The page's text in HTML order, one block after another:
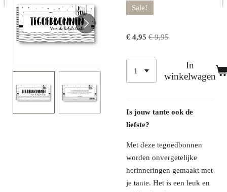
Sale!
€ 4,95 € 9,95
In
winkelwagen
Is jouw tante ook de
liefste?
Met deze tegoedbonnen
worden onvergetelijke
herinneringen gemaakt met
je tante. Het is een leuk en